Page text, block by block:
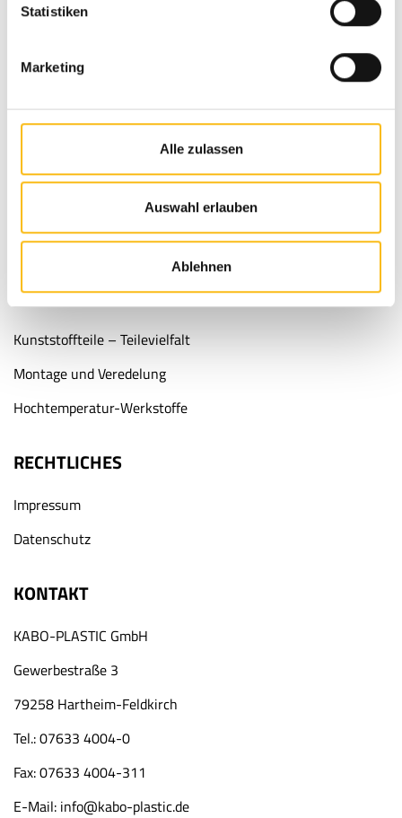
Statistiken
Marketing
Alle zulassen
Auswahl erlauben
Ablehnen
Kunststoffspritzguss - Techniken
2-Komponenten-Spritzguss
Thermoplaste
Entwicklung Spritzgussteile
ERSTKLASSIGER SERVICE
Kunststoffteile – Teilevielfalt
Montage und Veredelung
Hochtemperatur-Werkstoffe
RECHTLICHES
Impressum
Datenschutz
KONTAKT
KABO-PLASTIC GmbH
Gewerbestraße 3
79258 Hartheim-Feldkirch
Tel.: 07633 4004-0
Fax: 07633 4004-311
E-Mail: info@kabo-plastic.de